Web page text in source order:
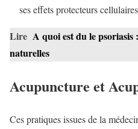
ses effets protecteurs
Lire A quoi est du le psoriasis
naturelles
Acupuncture et
Ces pratiques issues de la